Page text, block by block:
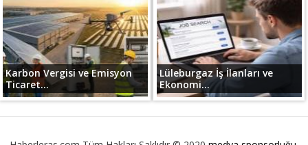
Karbon Vergisi ve Emisyon
Ticaret...
Lüleburgaz İş İlanları ve
Ekonomi...